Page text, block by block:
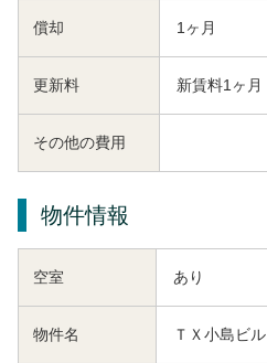
償却 1ヶ月
更新料 新賃料1ヶ月
その他の費用
物件情報
空室 あり
物件名 ＴＸ小島ビル